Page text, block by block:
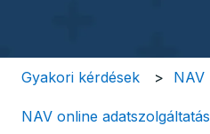
Gyakori kérdések NAV
NAV online adatszolgáltatás